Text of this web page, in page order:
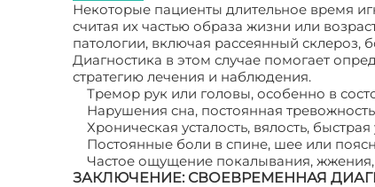
Некоторые пациенты длительное время
считая их частью образа жизни или
патологии, включая рассеянный
Диагностика в этом случае помогает
стратегию лечения и наблюдения.
Тремор рук или головы, особенно в
Нарушения сна, постоянная
Хроническая усталость, вялость,
Постоянные боли в спине, шее или
Частое ощущение покалывания,
ЗАКЛЮЧЕНИЕ: СВОЕВРЕМЕННАЯ